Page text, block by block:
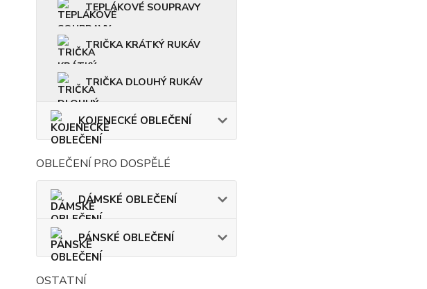
TEPLÁKOVÉ SOUPRAVY
TRIČKA KRÁTKÝ RUKÁV
TRIČKA DLOUHÝ RUKÁV
KOJENECKÉ OBLEČENÍ
OBLEČENÍ PRO DOSPĚLÉ
DÁMSKÉ OBLEČENÍ
PÁNSKÉ OBLEČENÍ
OSTATNÍ